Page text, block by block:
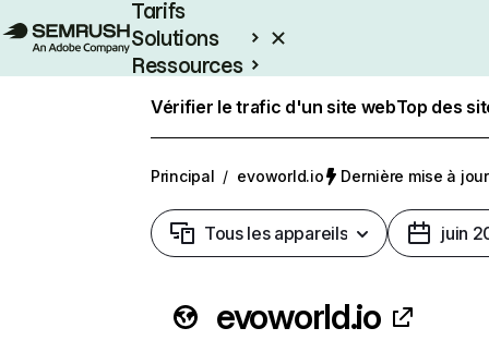
Tarifs
Solutions
Ressources
Vérifier le trafic d'un site webTop des
Principal / evoworld.io Dernière mise à
Tous les appareils juin
evoworld.io